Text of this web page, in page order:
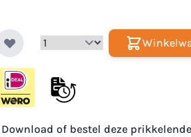
Download of bestel deze